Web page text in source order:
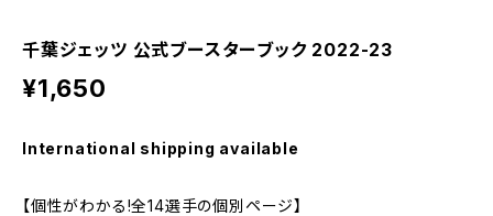
千葉ジェッツ 公式ブースターブック 2022-23
¥1,650
International shipping available
【個性がわかる!全14選手の個別ページ】